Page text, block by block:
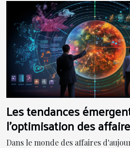
Les tendances
l'optimisation des
Dans le monde des affaires